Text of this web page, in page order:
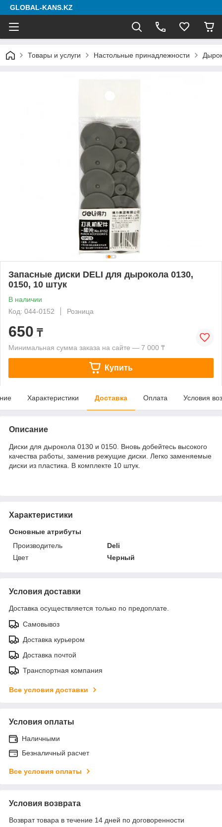
GLOBAL-KANS.KZ
Товары и услуги Настольные принадлежности
Запасные диски DELI для дырокола 0130,
0150, 10 штук
В наличии
Код: 044-0152
Розница
650 ₸
Минимальная сумма заказа на сайте — 7 000 ₸
Купить
Характеристики Доставка Оплата Условия
Описание
Диски для дырокола 0130 и 0150. Вновь добейтесь высокого
качества работы, заменив режущие диски. Легко заменяемые
диски из пластика. В комплекте 10 штук.
Характеристики
Основные атрибуты
Производитель
Deli
Цвет
Черный
Условия доставки
Доставка осуществляется только по предоплате.
Самовывоз
Доставка курьером
Доставка почтой
Транспортная компания
Все условия доставки
Условия оплаты
Наличными
Безналичный расчет
Все условия оплаты
Условия возврата
Возврат товара в течение 14 дней по договоренности